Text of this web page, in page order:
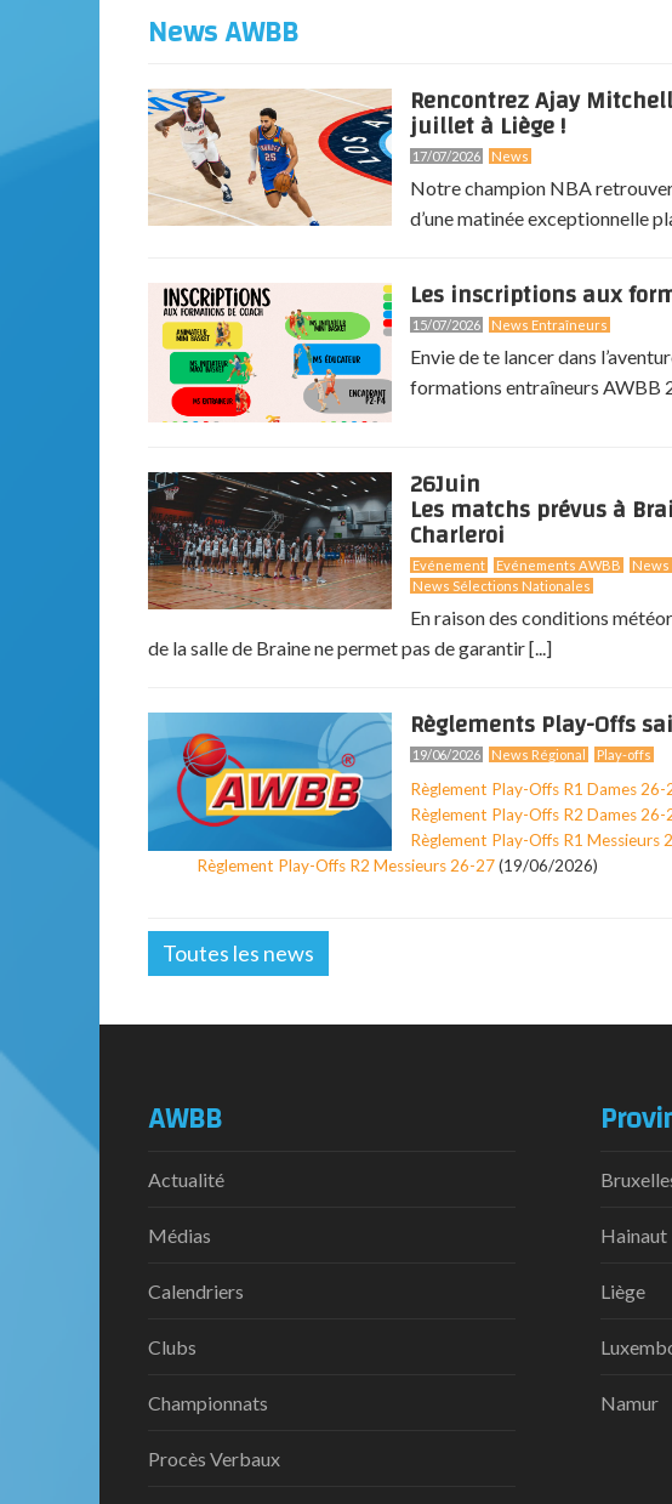
News AWBB
Rencontrez Ajay
juillet à Liège !
17/07/2026 News
Notre champion NBA
d’une matinée exceptionnelle
Les inscriptions aux
15/07/2026 News Entraîneurs
Envie de te lancer dans
formations entraîneurs AWBB
26Juin
Les matchs prévus à
Charleroi
Evénement Evénements AWBB News
News Sélections Nationales
En raison des conditions
de la salle de Braine ne permet pas de garantir [...]
Règlements Play-Offs
19/06/2026 News Régional Play-offs
Règlement Play-Offs R1 Dames 26-
Règlement Play-Offs R2 Dames 26-
Règlement Play-Offs R1 Messieurs
Règlement Play-Offs R2 Messieurs 26-27(19/06/2026)
Toutes les news
AWBB
Actualité
Médias
Calendriers
Clubs
Championnats
Procès Verbaux
Hainaut
Liège
Namur